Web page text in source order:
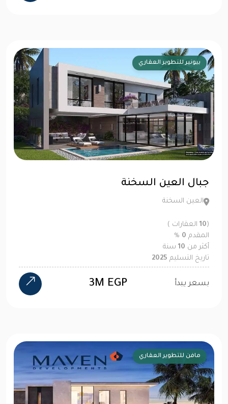
بيونير للتطوير العقاري
جبال العين السخنة
العين السخنة
(
10 العقارات )
المقدم 0
%
أكثر من 10 سنة
تاريخ التسليم 2025
بسعر يبدأ 3M EGP
مافن للتطوير العقاري